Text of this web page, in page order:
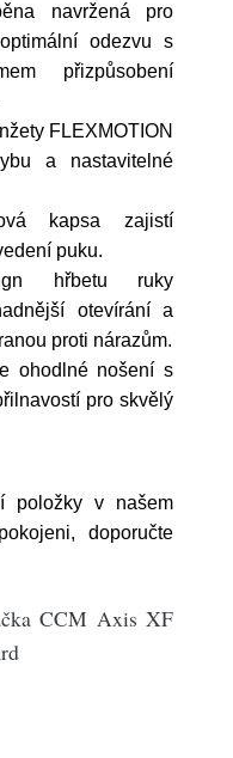
navržená pro
odezvu s
přizpůsobení
FLEXMOTION
a nastavitelné
kapsa zajistí
puku.
hřbetu ruky
otevírání a
proti nárazům.
ohodlné nošení s
pro skvělý
položky v našem
doporučte
CCM Axis XF